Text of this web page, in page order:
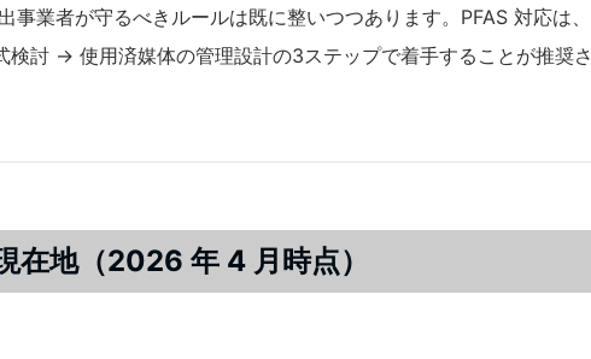
事業者が守るべきルールは既に整いつつあります。PFAS 対応は、
討 → 使用済媒体の管理設計の3ステップで着手することが推奨さ
在地（2026 年 4 月時点）